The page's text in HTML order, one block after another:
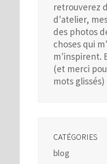
retrouverez
d'atelier,
des photos
choses qui
m'inspirent.
(et merci
mots glissés)
CATÉGORIES
blog